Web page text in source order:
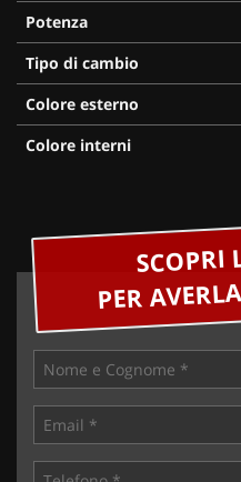
Potenza
Tipo di cambio
Colore esterno
Colore interni
SCOPRI
PER